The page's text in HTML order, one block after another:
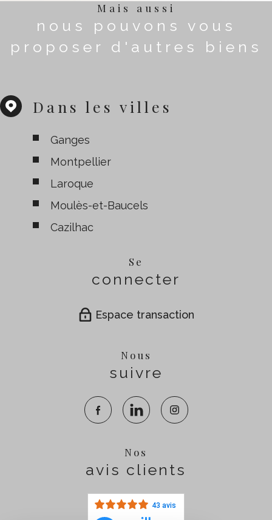
Mais aussi
nous pouvons vous
proposer d'autres biens
Dans les villes
Ganges
Montpellier
Laroque
Moulès-et-Baucels
Cazilhac
Se
connecter
Espace transaction
Nous
suivre
Nos
avis clients
43 avis